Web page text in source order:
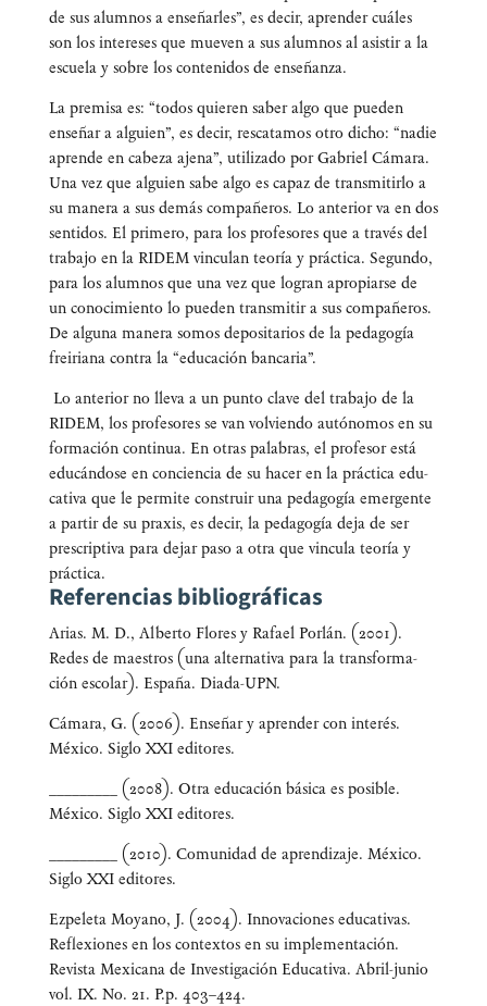
de sus alum­nos a ense­ñar­les”, es decir, apren­der cuá­les
son los intere­ses que mue­ven a sus alum­nos al asis­tir a la
escue­la y sobre los con­te­ni­dos de enseñanza.
La pre­mi­sa es: “todos quie­ren saber algo que pue­den
ense­ñar a alguien”, es decir, res­ca­ta­mos otro dicho: “nadie
apren­de en cabe­za aje­na”, uti­li­za­do por Gabriel Cáma­ra.
Una vez que alguien sabe algo es capaz de trans­mi­tir­lo a
su mane­ra a sus demás com­pa­ñe­ros. Lo ante­rior va en dos
sen­ti­dos. El pri­me­ro, para los pro­fe­so­res que a tra­vés del
tra­ba­jo en la RIDEM vin­cu­lan teo­ría y prác­ti­ca. Segun­do,
para los alum­nos que una vez que logran apro­piar­se de
un cono­ci­mien­to lo pue­den trans­mi­tir a sus com­pa­ñe­ros.
De algu­na mane­ra somos depo­si­ta­rios de la peda­go­gía
frei­ria­na con­tra la “edu­ca­ción bancaria”.
Lo ante­rior no lle­va a un pun­to cla­ve del tra­ba­jo de la
RIDEM, los pro­fe­so­res se van vol­vien­do autó­no­mos en su
for­ma­ción con­ti­nua. En otras pala­bras, el pro­fe­sor está
edu­cán­do­se en con­cien­cia de su hacer en la prác­ti­ca edu­
ca­ti­va que le per­mi­te cons­truir una peda­go­gía emer­gen­te
a par­tir de su pra­xis, es decir, la peda­go­gía deja de ser
pres­crip­ti­va para dejar paso a otra que vin­cu­la teo­ría y
práctica.
Referencias bibliográficas
Arias. M. D., Alber­to Flo­res y Rafael Por­lán. (2001).
Redes de maes­tros (una alter­na­ti­va para la trans­for­ma­
ción esco­lar). Espa­ña. Diada-UPN.
Cáma­ra, G. (2006). Ense­ñar y apren­der con inte­rés.
Méxi­co. Siglo XXI editores.
_________ (2008). Otra edu­ca­ción bási­ca es posi­ble.
Méxi­co. Siglo XXI editores.
_________ (2010). Comu­ni­dad de apren­di­za­je. Méxi­co.
Siglo XXI editores.
Ezpe­le­ta Moyano, J. (2004). Inno­va­cio­nes edu­ca­ti­vas.
Refle­xio­nes en los con­tex­tos en su imple­men­ta­ción.
Revis­ta Mexi­ca­na de Inves­ti­ga­ción Edu­ca­ti­va. Abril-junio
vol. IX. No. 21. P.p. 403–424.